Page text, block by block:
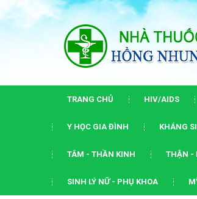
TRANG CHỦ HIV/AIDS
Y HỌC GIA ĐÌNH KHÁNG
TÂM - THẦN KINH THẬN -
SINH LÝ NỮ - PHỤ KHOA